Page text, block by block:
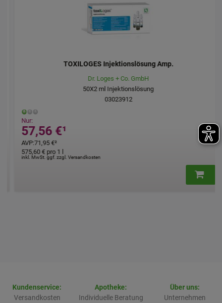
TOXILOGES Injektionslösung Amp.
Dr. Loges + Co. GmbH
50X2ml Injektionslösung
03023912
Nur:
57,56 € ¹
AVP:71,95 €²
inkl. MwSt. ggf. zzgl. Versandkosten
575,60 €pro 1 l
Kundenservice:
Versandkosten
Apotheke:
Individuelle Beratung
Über uns:
Unternehmen